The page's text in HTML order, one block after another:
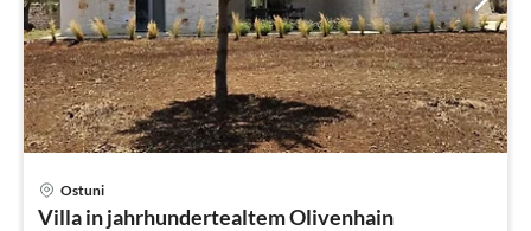
Ostuni
Villa in jahrhundertealtem Olivenhain